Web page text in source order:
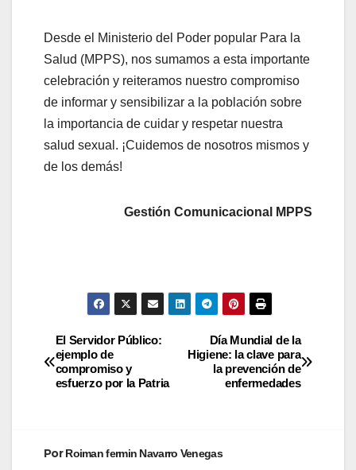
Desde el Ministerio del Poder popular Para la
Salud (MPPS), nos sumamos a esta importante
celebración y reiteramos nuestro compromiso
de informar y sensibilizar a la población sobre
la importancia de cuidar y respetar nuestra
salud sexual. ¡Cuidemos de nosotros mismos y
de los demás!
Gestión Comunicacional MPPS
Día Mundial de la
Higiene: la clave para
la prevención de
enfermedades
El Servidor Público:
ejemplo de
compromiso y
esfuerzo por la Patria
PorRoiman fermin Navarro Venegas